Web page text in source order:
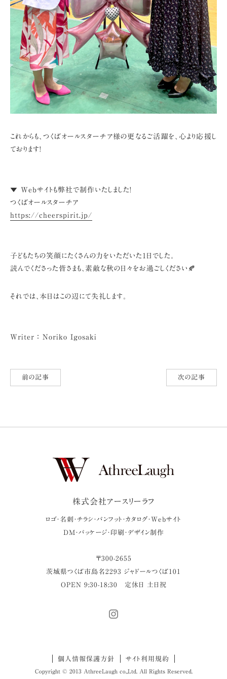
これからも、つくばオールスターチア様の更なるご活躍を、心より応援し
ております!
▼ Webサイトも弊社で制作いたしました!
つくばオールスターチア
https://cheerspirit.jp/
子どもたちの笑顔にたくさんの力をいただいた1日でした。
読んでくださった皆さまも、素敵な秋の日々をお過ごしください🍂
それでは、本日はこの辺にて失礼します。
Writer ： Noriko Igosaki
前の記事 次の記事
株式会社アースリーラフ
ロゴ・名刺・チラシ・パンフット・カタログ・Webサイト
DM・パッケージ・印刷・デザイン制作
〒300-2655
茨城県つくば市島名2293 ジャドールつくば101
OPEN 9:30-18:30
定休日 土日祝
個人情報保護方針 サイト利用規約
Copyright © 2013 AthreeLaugh co.,Ltd. All Rights Reserved.